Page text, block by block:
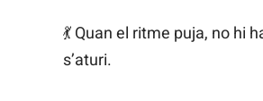
💃 Quan el ritme puja, no hi
s’aturi.